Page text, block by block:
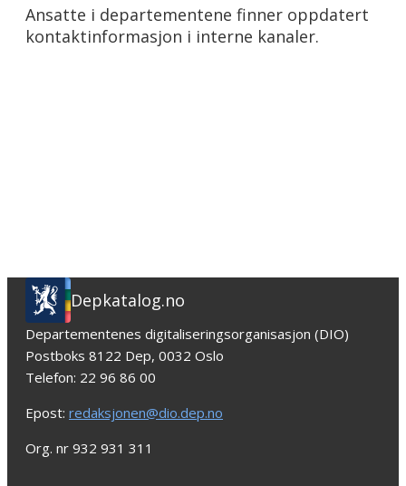
Ansatte i departementene finner oppdatert
kontaktinformasjon i interne kanaler.
Depkatalog.no
Departementenes digitaliseringsorganisasjon (DIO)
Postboks 8122 Dep, 0032 Oslo
Telefon: 22 96 86 00
Epost: redaksjonen@dio.dep.no
Org. nr 932 931 311